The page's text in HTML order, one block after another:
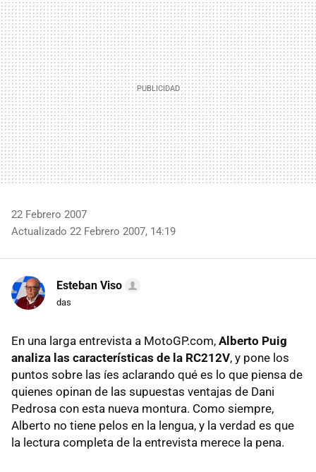
MAIL
22 Febrero 2007
Actualizado 22 Febrero 2007, 14:19
Esteban Viso
das
En una larga entrevista a MotoGP.com, Alberto Puig
analiza las características de la RC212V, y pone los
puntos sobre las íes aclarando qué es lo que piensa de
quienes opinan de las supuestas ventajas de Dani
Pedrosa con esta nueva montura. Como siempre,
Alberto no tiene pelos en la lengua, y la verdad es que
la lectura completa de la entrevista merece la pena.